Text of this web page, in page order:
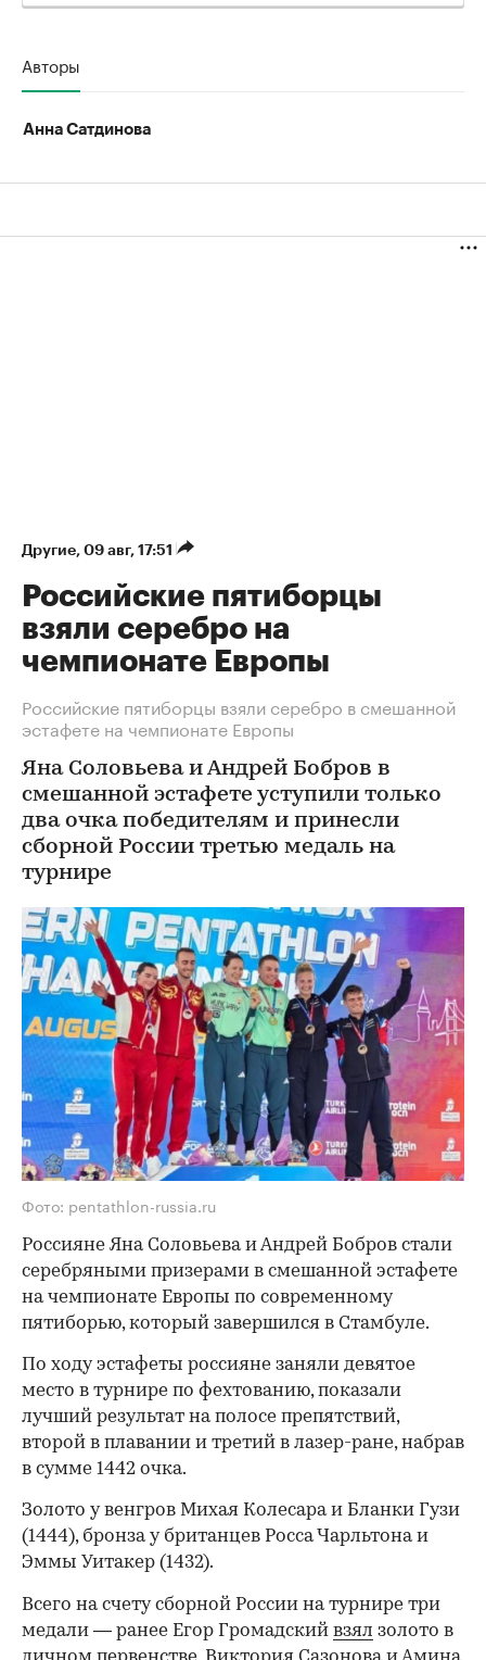
Авторы
Анна Сатдинова
Другие 09 авг, 17:51
Российские пятиборцы
взяли серебро на
чемпионате Европы
Российские пятиборцы взяли серебро в смешанной
эстафете на чемпионате Европы
Яна Соловьева и Андрей Бобров в
смешанной эстафете уступили только
два очка победителям и принесли
сборной России третью медаль на
турнире
Фото: pentathlon-russia.ru
Россияне Яна Соловьева и Андрей Бобров стали
серебряными призерами в смешанной эстафете
на чемпионате Европы по современному
пятиборью, который завершился в Стамбуле.
По ходу эстафеты россияне заняли девятое
место в турнире по фехтованию, показали
лучший результат на полосе препятствий,
второй в плавании и третий в лазер-ране, набрав
в сумме 1442 очка.
Золото у венгров Михая Колесара и Бланки Гузи
(1444), бронза у британцев Росса Чарльтона и
Эммы Уитакер (1432).
Всего на счету сборной России на турнире три
медали — ранее Егор Громадский взял золото в